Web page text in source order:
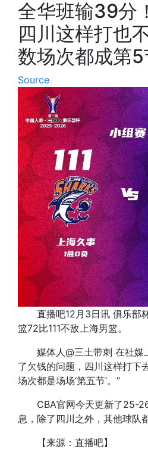
全华班输39分
四川这样打也
数场次都成第5
Source
直播吧12月3日讯 俱乐部
篮72比111不敌上海男篮。
媒体人@三土带刺 在社媒
了欠钱的问题，四川这样打下
场次都是场场‘第五节’。”
CBA官网今天更新了25-26
息，除了四川之外，其他球队
【来源：直播吧】